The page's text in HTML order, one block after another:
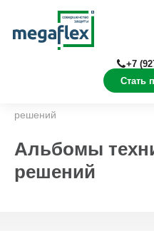
Стать
+7
решений
Альбомы
решений